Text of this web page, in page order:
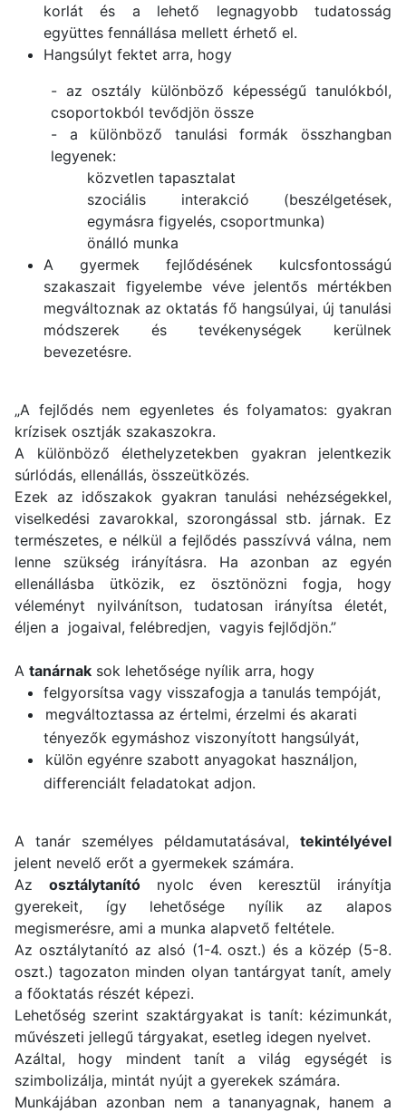
korlát és a lehető legnagyobb tudatosság
együttes fennállása mellett érhető el.
Hangsúlyt fektet arra, hogy
- az osztály különböző képességű tanulókból,
csoportokból tevődjön össze
- a különböző tanulási formák összhangban
legyenek:
közvetlen tapasztalat
szociális interakció (beszélgetések,
egymásra figyelés, csoportmunka)
önálló munka
A gyermek fejlődésének kulcsfontosságú
szakaszait figyelembe véve jelentős mértékben
megváltoznak az oktatás fő hangsúlyai, új tanulási
módszerek és tevékenységek kerülnek
bevezetésre.
„A fejlődés nem egyenletes és folyamatos: gyakran
krízisek osztják szakaszokra.
A különböző élethelyzetekben gyakran jelentkezik
súrlódás, ellenállás, összeütközés.
Ezek az időszakok gyakran tanulási nehézségekkel,
viselkedési zavarokkal, szorongással stb. járnak. Ez
természetes, e nélkül a fejlődés passzívvá válna, nem
lenne szükség irányításra. Ha azonban az egyén
ellenállásba ütközik, ez ösztönözni fogja, hogy
véleményt nyilvánítson, tudatosan irányítsa életét,
éljen a jogaival, felébredjen, vagyis fejlődjön.”
A tanárnak sok lehetősége nyílik arra, hogy
felgyorsítsa vagy visszafogja a tanulás tempóját,
megváltoztassa az értelmi, érzelmi és akarati
tényezők egymáshoz viszonyított hangsúlyát,
külön egyénre szabott anyagokat használjon,
differenciált feladatokat adjon.
A tanár személyes példamutatásával, tekintélyével
jelent nevelő erőt a gyermekek számára.
Az osztálytanítónyolc éven keresztül irányítja
gyerekeit, így lehetősége nyílik az alapos
megismerésre, ami a munka alapvető feltétele.
Az osztálytanító az alsó (1-4. oszt.) és a közép (5-8.
oszt.) tagozaton minden olyan tantárgyat tanít, amely
a főoktatás részét képezi.
Lehetőség szerint szaktárgyakat is tanít: kézimunkát,
művészeti jellegű tárgyakat, esetleg idegen nyelvet.
Azáltal, hogy mindent tanít a világ egységét is
szimbolizálja, mintát nyújt a gyerekek számára.
Munkájában azonban nem a tananyagnak, hanem a